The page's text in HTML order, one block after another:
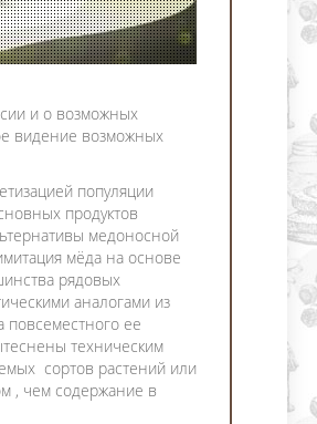
и о возможных
видение возможных
популяции
продуктов
медоносной
мёда на основе
рядовых
аналогами из
ее
техническим
сортов растений или
, чем содержание в